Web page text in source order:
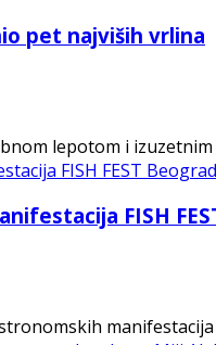
pet najviših vrlina
lepotom i
FISH